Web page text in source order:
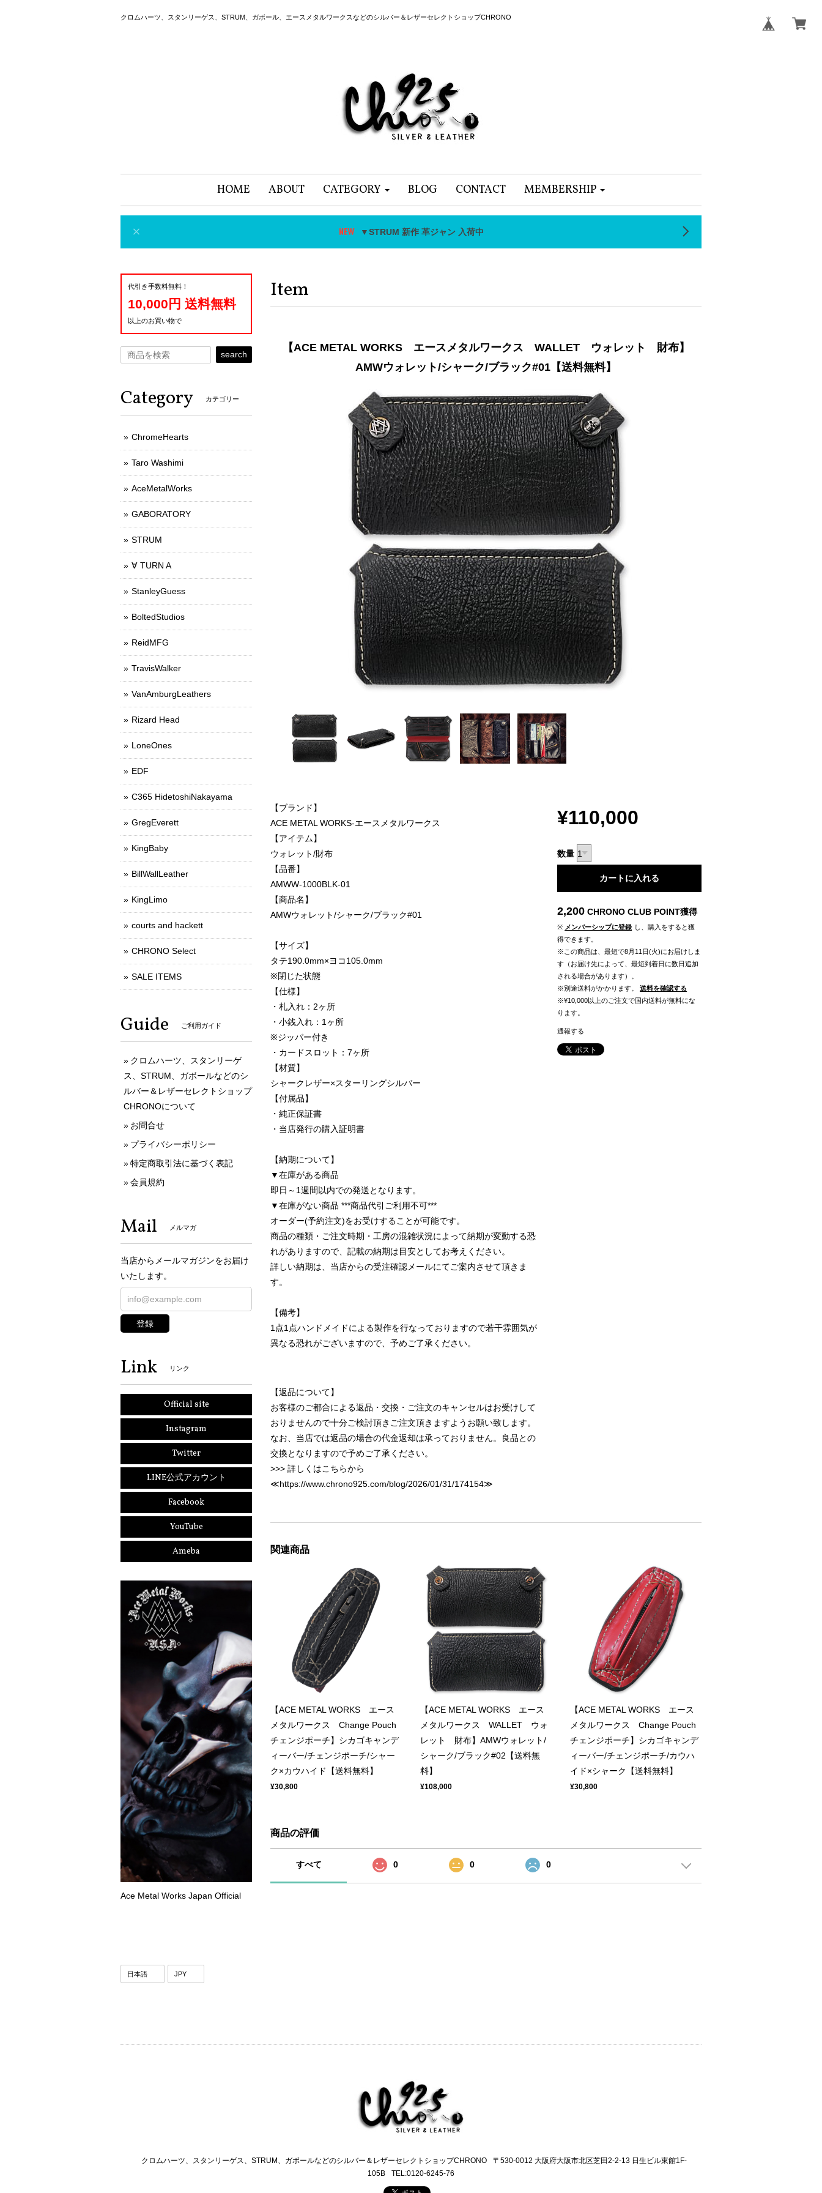
クロムハーツ、スタンリーゲス、STRUM、ガボール、エースメタルワークスなどのシルバー＆レザーセレクトショップCHRONO
HOME ABOUT CATEGORY BLOG CONTACT MEMBERSHIP
▼STRUM 新作 革ジャン 入荷中
Item
【ACE METAL WORKS エースメタルワークス WALLET ウォレット 財布】
AMWウォレット/シャーク/ブラック#01【送料無料】
【ブランド】
ACE METAL WORKS-エースメタルワークス
【アイテム】
ウォレット/財布
【品番】
AMWW-1000BLK-01
【商品名】
AMWウォレット/シャーク/ブラック#01
【サイズ】
タテ190.0mm×ヨコ105.0mm
※閉じた状態
【仕様】
・札入れ：2ヶ所
・小銭入れ：1ヶ所
※ジッパー付き
・カードスロット：7ヶ所
【材質】
シャークレザー×スターリングシルバー
【付属品】
・純正保証書
・当店発行の購入証明書
【納期について】
▼在庫がある商品
即日～1週間以内での発送となります。
▼在庫がない商品 ***商品代引ご利用不可***
オーダー(予約注文)をお受けすることが可能です。
商品の種類・ご注文時期・工房の混雑状況によって納期が変動する恐
れがありますので、記載の納期は目安としてお考えください。
詳しい納期は、当店からの受注確認メールにてご案内させて頂きま
す。
【備考】
1点1点ハンドメイドによる製作を行なっておりますので若干雰囲気が
異なる恐れがございますので、予めご了承ください。
【返品について】
お客様のご都合による返品・交換・ご注文のキャンセルはお受けして
おりませんので十分ご検討頂きご注文頂きますようお願い致します。
なお、当店では返品の場合の代金返却は承っておりません。良品との
交換となりますので予めご了承ください。
>>> 詳しくはこちらから
≪https://www.chrono925.com/blog/2026/01/31/174154≫
¥110,000
数量
カートに入れる
2,200 CHRONO CLUB POINT獲得
※ メンバーシップに登録 し、購入をすると獲
得できます。
※この商品は、最短で8月11日(火)にお届けしま
す（お届け先によって、最短到着日に数日追加
される場合があります）。
※別途送料がかかります。
送料を確認する
※¥10,000以上のご注文で国内送料が無料にな
ります。
通報する
関連商品
【ACE METAL WORKS エース
メタルワークス Change Pouch
チェンジポーチ】シカゴキャンデ
ィーバー/チェンジポーチ/シャー
ク×カウハイド【送料無料】
¥30,800
【ACE METAL WORKS エース
メタルワークス WALLET ウォ
レット 財布】AMWウォレット/
シャーク/ブラック#02【送料無
料】
¥108,000
【ACE METAL WORKS エース
メタルワークス Change Pouch
チェンジポーチ】シカゴキャンデ
ィーバー/チェンジポーチ/カウハ
イド×シャーク【送料無料】
¥30,800
商品の評価
すべて 0 0 0
代引き手数料無料！
10,000円 送料無料
以上のお買い物で
search
Category カテゴリー
ChromeHearts
Taro Washimi
AceMetalWorks
GABORATORY
STRUM
∀ TURN A
StanleyGuess
BoltedStudios
ReidMFG
TravisWalker
VanAmburgLeathers
Rizard Head
LoneOnes
EDF
C365 HidetoshiNakayama
GregEverett
KingBaby
BillWallLeather
KingLimo
courts and hackett
CHRONO Select
SALE ITEMS
Guide ご利用ガイド
クロムハーツ、スタンリーゲ
ス、STRUM、ガボールなどのシ
ルバー＆レザーセレクトショップ
CHRONOについて
お問合せ
プライバシーポリシー
特定商取引法に基づく表記
会員規約
Mail メルマガ
当店からメールマガジンをお届け
いたします。
登録
Link リンク
Official site
Instagram
Twitter
LINE公式アカウント
Facebook
YouTube
Ameba
Ace Metal Works Japan Official
クロムハーツ、スタンリーゲス、STRUM、ガボールなどのシルバー＆レザーセレクトショップCHRONO
〒530-0012 大阪府大阪市北区芝田2-2-13 日生ビル東館1F-
105B
TEL:0120-6245-76